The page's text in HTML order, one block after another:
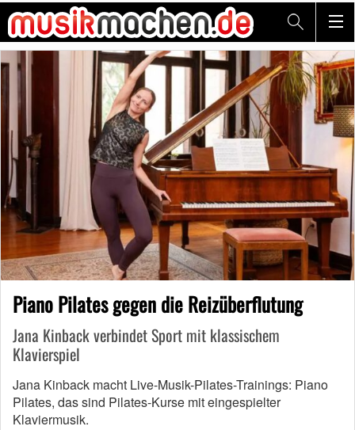
Piano Pilates gegen die Reizüberflutung
Jana Kinback verbindet Sport mit klassischem
Klavierspiel
Jana Kinback macht Live-Musik-Pilates-Trainings: Piano
Pilates, das sind Pilates-Kurse mit eingespielter
Klaviermusik.